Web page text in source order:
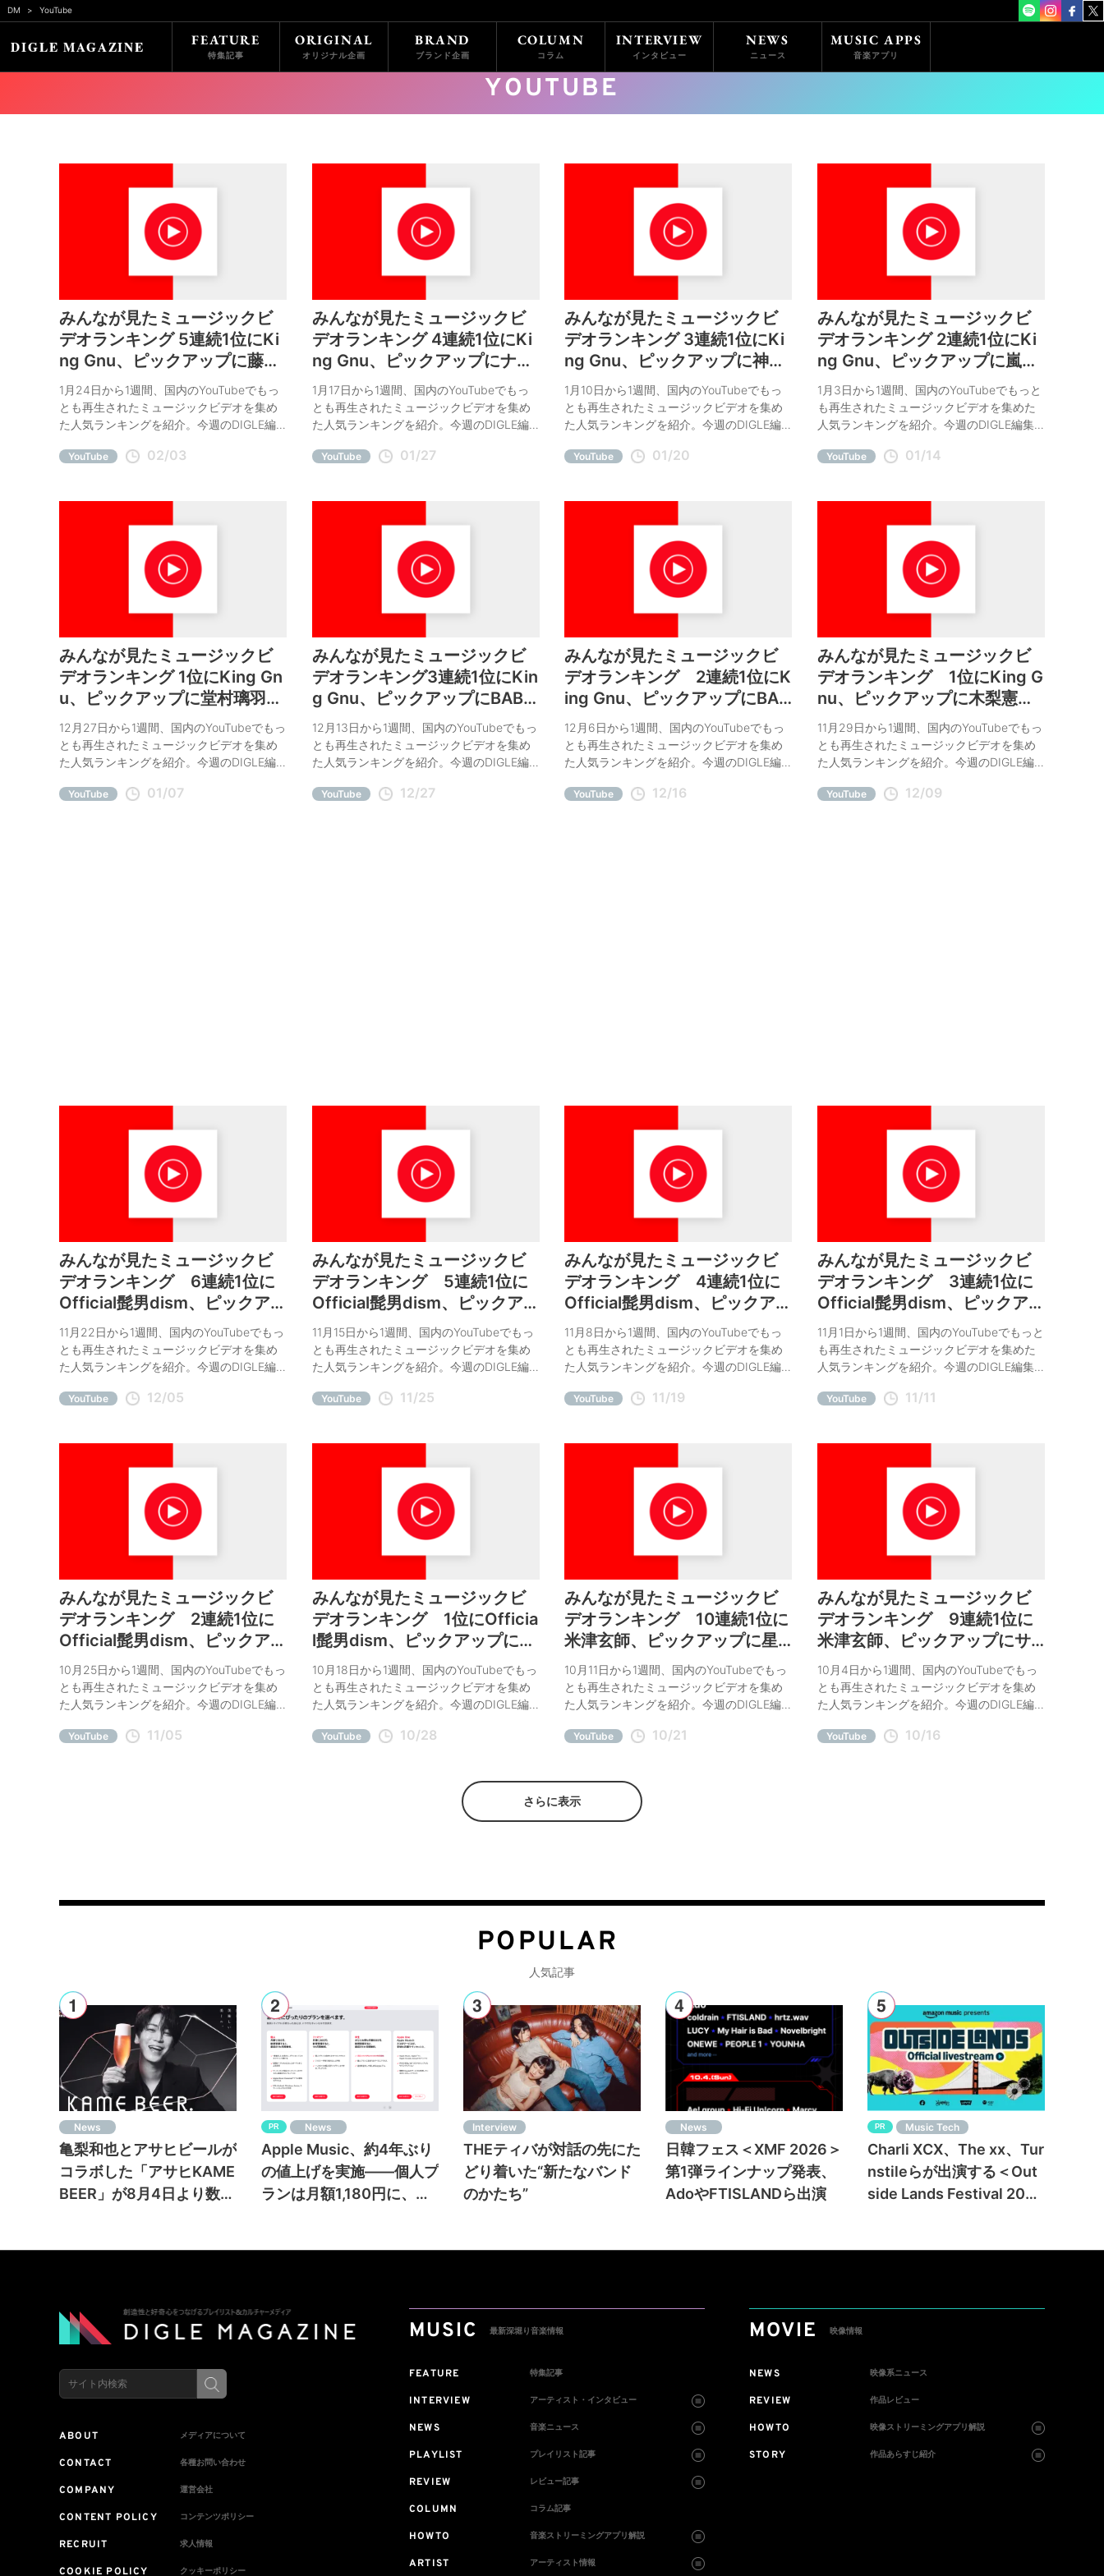
DM YouTube
FEATURE
特集記事
ORIGINAL
オリジナル企画
BRAND
ブランド企画
COLUMN
コラム
INTERVIEW
インタビュー
NEWS
ニュース
MUSIC APPS
音楽アプリ
YOUTUBE
みんなが見たミュージックビ
デオランキング 5連続1位にKi
ng Gnu、ピックアップに藤井
風、ECHOLL
1月24日から1週間、国内のYouTubeでもっ
とも再生されたミュージックビデオを集め
た人気ランキングを紹介。今週のDIGLE編
YouTube 02/03
みんなが見たミュージックビ
デオランキング 4連続1位にKi
ng Gnu、ピックアップにナナ
ヲアカリ、iri
1月17日から1週間、国内のYouTubeでもっ
とも再生されたミュージックビデオを集め
た人気ランキングを紹介。今週のDIGLE編
YouTube 01/27
みんなが見たミュージックビ
デオランキング 3連続1位にKi
ng Gnu、ピックアップに神聖
かまってちゃん、神様、僕は
気づいてしまった
1月10日から1週間、国内のYouTubeでもっ
とも再生されたミュージックビデオを集め
た人気ランキングを紹介。今週のDIGLE編
様、僕は気づいてしまった。
YouTube 01/20
みんなが見たミュージックビ
デオランキング 2連続1位にKi
ng Gnu、ピックアップに嵐、
Justin Bieber
1月3日から1週間、国内のYouTubeでもっと
も再生されたミュージックビデオを集めた
人気ランキングを紹介。今週のDIGLE編集
YouTube 01/14
みんなが見たミュージックビ
デオランキング 1位にKing Gn
u、ピックアップに堂村璃羽、
みやかわくん
12月27日から1週間、国内のYouTubeでもっ
とも再生されたミュージックビデオを集め
た人気ランキングを紹介。今週のDIGLE編
YouTube 01/07
みんなが見たミュージックビ
デオランキング3連続1位にKin
g Gnu、ピックアップにBABY
METAL、山下達郎
12月13日から1週間、国内のYouTubeでもっ
とも再生されたミュージックビデオを集め
た人気ランキングを紹介。今週のDIGLE編
YouTube 12/27
みんなが見たミュージックビ
デオランキング 2連続1位にK
ing Gnu、ピックアップにBA
E、吉本坂46
12月6日から1週間、国内のYouTubeでもっ
とも再生されたミュージックビデオを集め
た人気ランキングを紹介。今週のDIGLE編
YouTube 12/16
みんなが見たミュージックビ
デオランキング 1位にKing G
nu、ピックアップに木梨憲
武、L'Arc～en～Ciel
11月29日から1週間、国内のYouTubeでもっ
とも再生されたミュージックビデオを集め
た人気ランキングを紹介。今週のDIGLE編
Ciel。
YouTube 12/09
みんなが見たミュージックビ
デオランキング 6連続1位に
Official髭男dism、ピックアッ
プに平井 堅、EXO
11月22日から1週間、国内のYouTubeでもっ
とも再生されたミュージックビデオを集め
た人気ランキングを紹介。今週のDIGLE編
YouTube 12/05
みんなが見たミュージックビ
デオランキング 5連続1位に
Official髭男dism、ピックアッ
プにMAMAMOO、星野源
11月15日から1週間、国内のYouTubeでもっ
とも再生されたミュージックビデオを集め
た人気ランキングを紹介。今週のDIGLE編
YouTube 11/25
みんなが見たミュージックビ
デオランキング 4連続1位に
Official髭男dism、ピックアッ
プにジェニーハイ、小沢健二
11月8日から1週間、国内のYouTubeでもっ
とも再生されたミュージックビデオを集め
た人気ランキングを紹介。今週のDIGLE編
YouTube 11/19
みんなが見たミュージックビ
デオランキング 3連続1位に
Official髭男dism、ピックアッ
プに椎名林檎と宇多田ヒカ
ル、BUMP OF CHICKEN
11月1日から1週間、国内のYouTubeでもっと
も再生されたミュージックビデオを集めた
人気ランキングを紹介。今週のDIGLE編集
BUMP OF CHICKEN。
YouTube 11/11
みんなが見たミュージックビ
デオランキング 2連続1位に
Official髭男dism、ピックアッ
プにずっと真夜中でいいの
に。、Coldplay
10月25日から1週間、国内のYouTubeでもっ
とも再生されたミュージックビデオを集め
た人気ランキングを紹介。今週のDIGLE編
に。、Coldplay。
YouTube 11/05
みんなが見たミュージックビ
デオランキング 1位にOfficia
l髭男dism、ピックアップに椎
名林檎、SUPER JUNIOR
10月18日から1週間、国内のYouTubeでもっ
とも再生されたミュージックビデオを集め
た人気ランキングを紹介。今週のDIGLE編
JUNIOR。
YouTube 10/28
みんなが見たミュージックビ
デオランキング 10連続1位に
米津玄師、ピックアップに星
野源、MAN WITH A MISSION
10月11日から1週間、国内のYouTubeでもっ
とも再生されたミュージックビデオを集め
た人気ランキングを紹介。今週のDIGLE編
MISSION。
YouTube 10/21
みんなが見たミュージックビ
デオランキング 9連続1位に
米津玄師、ピックアップにサ
ザンオールスターズ、スピッ
ツ
10月4日から1週間、国内のYouTubeでもっ
とも再生されたミュージックビデオを集め
た人気ランキングを紹介。今週のDIGLE編
ピッツ。
YouTube 10/16
さらに表示
POPULAR
人気記事
News
亀梨和也とアサヒビールが
コラボした「アサヒKAME
BEER」が8月4日より数量
PR News
Apple Music、約4年ぶり
の値上げを実施——個人プ
ランは月額1,180円に、フ
Interview
THEティバが対話の先にた
どり着いた“新たなバンド
のかたち”
News
日韓フェス＜XMF 2026＞
第1弾ラインナップ発表、
AdoやFTISLANDら出演
PR Music Tech
Charli XCX、The xx、Tur
nstileらが出演する＜Out
side Lands Festival 2026
ABOUT メディアについて
CONTACT 各種お問い合わせ
COMPANY 運営会社
CONTENT POLICY コンテンツポリシー
RECRUIT 求人情報
COOKIE POLICY クッキーポリシー
MUSIC 最新深堀り音楽情報
FEATURE 特集記事
INTERVIEW アーティスト・インタビュー
NEWS 音楽ニュース
PLAYLIST プレイリスト記事
REVIEW レビュー記事
COLUMN コラム記事
HOWTO 音楽ストリーミングアプリ解説
ARTIST アーティスト情報
MOVIE 映像情報
NEWS 映像系ニュース
REVIEW 作品レビュー
HOWTO 映像ストリーミングアプリ解説
STORY 作品あらすじ紹介